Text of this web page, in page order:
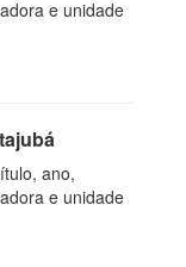
e unidade
ano,
e unidade